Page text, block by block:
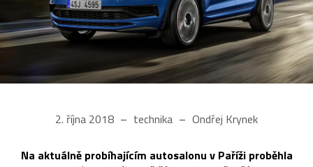
2. října 2018 technika Ondřej Krynek
Na aktuálně probíhajícím autosalonu v Paříži proběhla